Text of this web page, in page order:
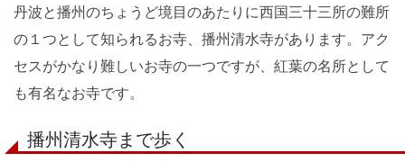
丹波と播州のちょうど境目のあたりに西国三十三所の難所
の１つとして知られるお寺、播州清水寺があります。アク
セスがかなり難しいお寺の一つですが、紅葉の名所として
も有名なお寺です。
播州清水寺まで歩く